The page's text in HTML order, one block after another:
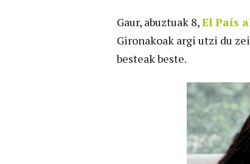
Gaur, abuztuak 8,El País
Gironakoak argi utzi du
besteak beste.